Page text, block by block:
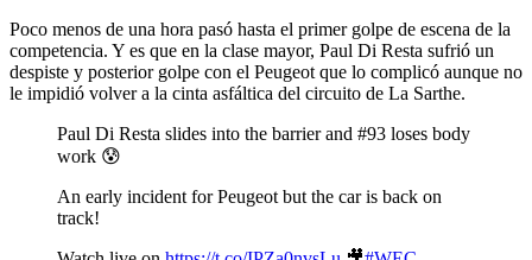
Poco menos de una hora pasó hasta el primer golpe de escena de la
competencia. Y es que en la clase mayor, Paul Di Resta sufrió un
despiste y posterior golpe con el Peugeot que lo complicó aunque no
le impidió volver a la cinta asfáltica del circuito de La Sarthe.
Paul Di Resta slides into the barrier and #93 loses body
work 😰
An early incident for Peugeot but the car is back on
track!